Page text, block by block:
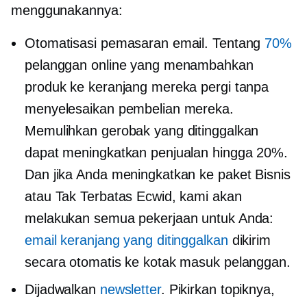
menggunakannya:
Otomatisasi pemasaran email. Tentang 70%
pelanggan online yang menambahkan
produk ke keranjang mereka pergi tanpa
menyelesaikan pembelian mereka.
Memulihkan gerobak yang ditinggalkan
dapat meningkatkan penjualan hingga 20%.
Dan jika Anda meningkatkan ke paket Bisnis
atau Tak Terbatas Ecwid, kami akan
melakukan semua pekerjaan untuk Anda:
email keranjang yang ditinggalkan dikirim
secara otomatis ke kotak masuk pelanggan.
Dijadwalkan newsletter. Pikirkan topiknya,